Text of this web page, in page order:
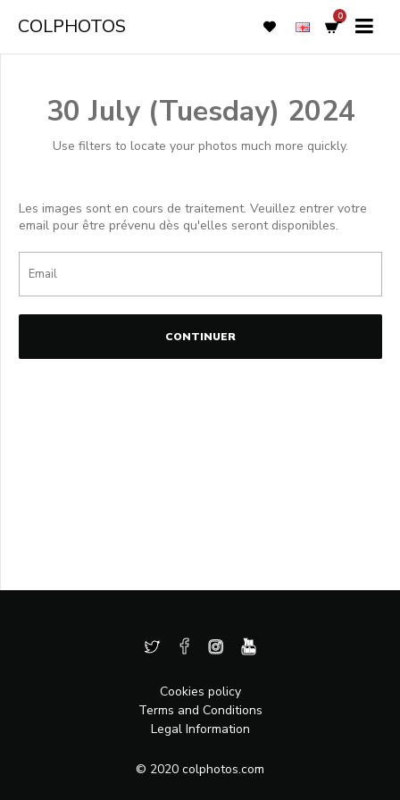
COLPHOTOS 0
30 July (Tuesday) 2024
Use filters to locate your photos much more quickly.
Les images sont en cours de traitement. Veuillez entrer votre
email pour être prévenu dès qu'elles seront disponibles.
CONTINUER
Cookies policy
Terms and Conditions
Legal Information
© 2020 colphotos.com